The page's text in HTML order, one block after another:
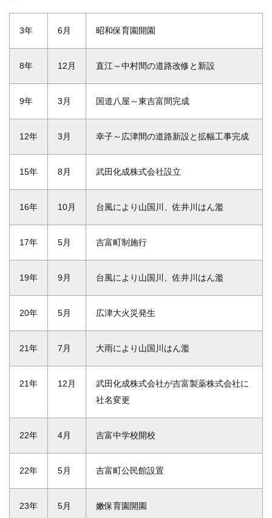
3年 6月 昭和保育園開園
8年 12月 直江～中村間の道路改修と新設
9年 3月 国道八屋～東吉富間完成
12年 3月 幸子～広津間の道路新設と拡幅工事完成
15年 8月 武田化成株式会社設立
16年 10月 台風により山国川、佐井川はん濫
17年 5月 吉富町制施行
19年 9月 台風により山国川、佐井川はん濫
20年 5月 広津大火災発生
21年 7月 大雨により山国川はん濫
21年 12月
武田化成株式会社が吉富製薬株式会社に
社名変更
22年 4月 吉富中学校開校
22年 5月 吉富町公民館設置
23年 5月 嫩保育園開園